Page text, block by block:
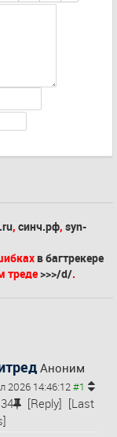
, синч.рф, syn-
в багтрекере
треде>>>/d/.
Аноним
2026 14:46:12
[Reply] [Last